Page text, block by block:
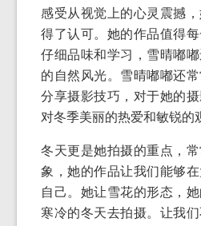
感受从视觉上的心灵震撼
得了认可。她的作品值得
仔细品味和学习，雪晴嘟
的自然风光。雪晴嘟嘟还
分享摄影技巧，对于她的
对冬季美丽的热爱和敏锐的
冬天更是她拍摄的重点，
象，她的作品让我们能够
自己。她让雪花的形态，
寒冷的冬天去拍摄。让我